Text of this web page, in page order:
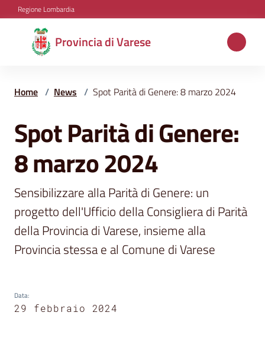
Vai al contenuto
Vai alla navigazione
Vai al footer
Regione Lombardia
Provincia di Varese
Provincia
di
Aree
tematiche
Amministrazione
Servizi
e
News
Menu selezionato
Home / News / Spot Parità di Genere: 8 marzo 2024
Salta al contenuto
Spot Parità di Genere:
8 marzo 2024
Sensibilizzare alla Parità di Genere: un
progetto dell'Ufficio della Consigliera di Parità
della Provincia di Varese, insieme alla
Provincia stessa e al Comune di Varese
Data:
29 febbraio 2024